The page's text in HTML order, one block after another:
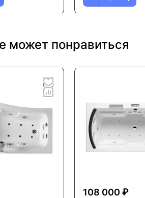
может понравиться
108 000 ₽